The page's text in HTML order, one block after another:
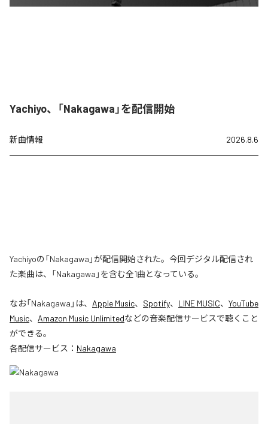
Yachiyo、「Nakagawa」を配信開始
新曲情報 2026.8.6
Yachiyoの「Nakagawa」が配信開始された。今回デジタル配信され
た楽曲は、「Nakagawa」を含む全1曲となっている。
なお「Nakagawa 」は、 Apple Music、 Spotify、 LINE MUSIC、 YouTube
Music、 Amazon Music Unlimitedなどの音楽配信サービスで聴くこと
ができる。
各配信サービス： Nakagawa